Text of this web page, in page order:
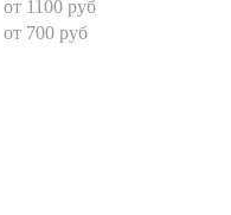
от 1100 руб
от 700 руб